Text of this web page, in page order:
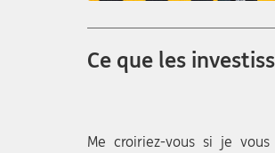
Ce que les
Me croiriez-vous si je